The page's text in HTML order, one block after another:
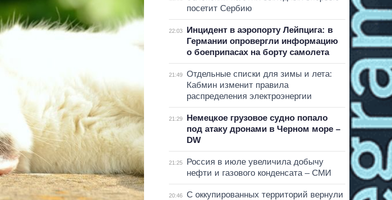
посетит Сербию
22:03
Инцидент в аэропорту Лейпцига: в
Германии опровергли информацию
о боеприпасах на борту самолета
21:49
Отдельные списки для зимы и лета:
Кабмин изменит правила
распределения электроэнергии
21:29
Немецкое грузовое судно попало
под атаку дронами в Черном море –
DW
21:25
Россия в июле увеличила добычу
нефти и газового конденсата – СМИ
20:46
С оккупированных территорий вернули